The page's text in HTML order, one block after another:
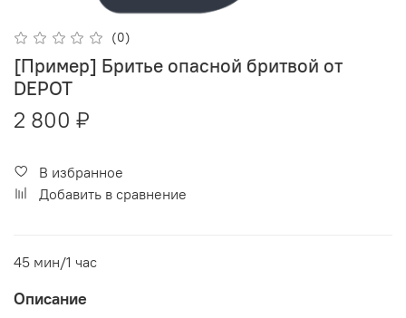
(0)
[Пример] Бритье опасной бритвой от
DEPOT
2 800 ₽
В избранное
Добавить в сравнение
45 мин/1 час
Описание